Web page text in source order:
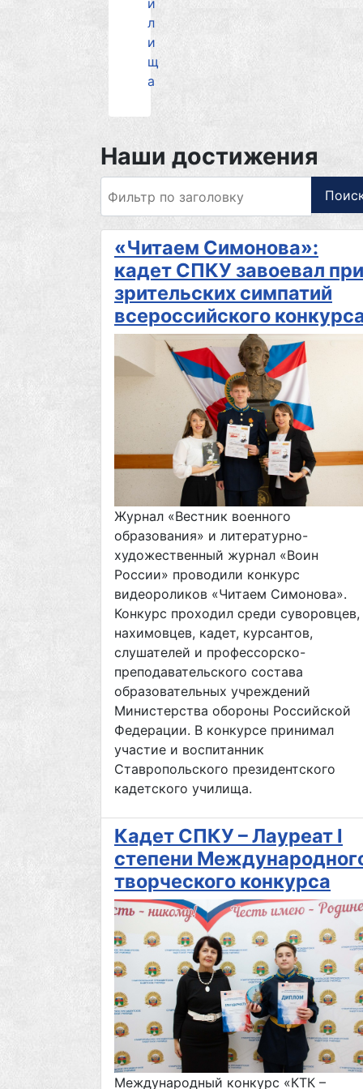
и
л
и
щ
а
Наши достижения
«Читаем Симонова»:
кадет СПКУ завоевал
зрительских симпатий
всероссийского
Журнал «Вестник военного
образования» и литературно-
художественный журнал «Воин
России» проводили конкурс
видеороликов «Читаем Симонова».
Конкурс проходил среди суворовцев,
нахимовцев, кадет, курсантов,
слушателей и профессорско-
преподавательского состава
образовательных учреждений
Министерства обороны Российской
Федерации. В конкурсе принимал
участие и воспитанник
Ставропольского президентского
кадетского училища.
Кадет СПКУ – Лауреат I
степени
творческого конкурса
Международный конкурс «КТК –